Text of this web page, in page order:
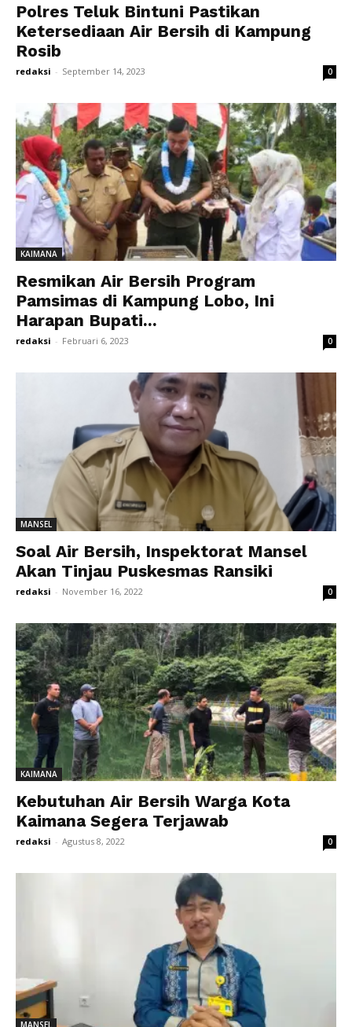
Polres Teluk Bintuni Pastikan
Ketersediaan Air Bersih di Kampung
Rosib
redaksi - September 14, 2023 0
KAIMANA
Resmikan Air Bersih Program
Pamsimas di Kampung Lobo, Ini
Harapan Bupati...
redaksi - Februari 6, 2023 0
MANSEL
Soal Air Bersih, Inspektorat Mansel
Akan Tinjau Puskesmas Ransiki
redaksi - November 16, 2022 0
KAIMANA
Kebutuhan Air Bersih Warga Kota
Kaimana Segera Terjawab
redaksi - Agustus 8, 2022 0
MANSEL